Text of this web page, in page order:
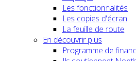
Les fonctionnalités
Les copies d'écran
La feuille de route
En découvrir plus
Programme de